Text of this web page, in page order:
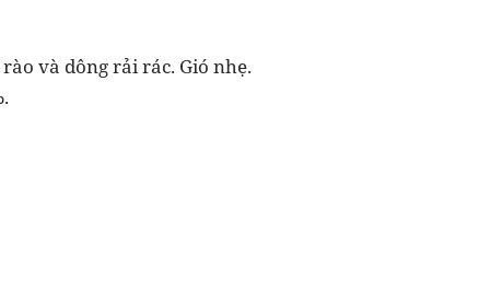
và dông rải rác. Gió nhẹ.